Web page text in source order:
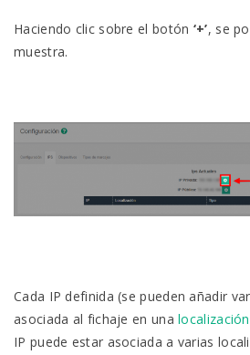
Haciendo clic sobre el botón ‘+’, se
muestra.
Cada IP definida (se pueden añadir
asociada al fichaje en unalocalización
IP puede estar asociada a varias